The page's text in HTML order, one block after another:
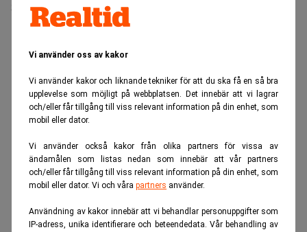
Vi använder oss av kakor
Vi använder kakor och liknande tekniker för att du ska få en så bra
upplevelse som möjligt på webbplatsen. Det innebär att vi lagrar
och/eller får tillgång till viss relevant information på din enhet, som
mobil eller dator.
Vi använder också kakor från olika partners för vissa av
ändamålen som listas nedan som innebär att vår partners
och/eller får tillgång till viss relevant information på din enhet, som
mobil eller dator. Vi och våra partners använder.
Användning av kakor innebär att vi behandlar personuppgifter som
IP-adress, unika identifierare och beteendedata. Vår behandling av
Sista ansökningsdag: 13/06/2026
ANNONS